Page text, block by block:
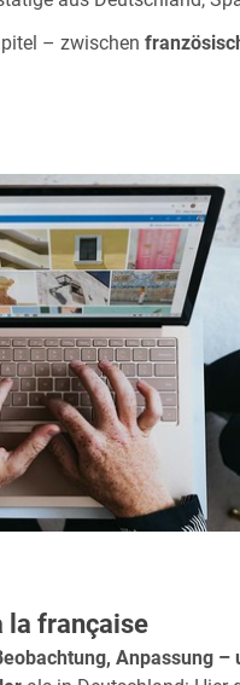
– zwischen
la française
Anpassung